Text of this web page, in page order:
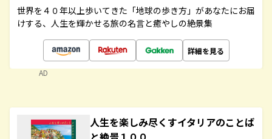
世界を４０年以上歩いてきた「地球の歩き方」があなたにお届
けする、人生を輝かせる旅の名言と癒やしの絶景集
詳細を見る
AD
人生を楽しみ尽くすイタリアのことば